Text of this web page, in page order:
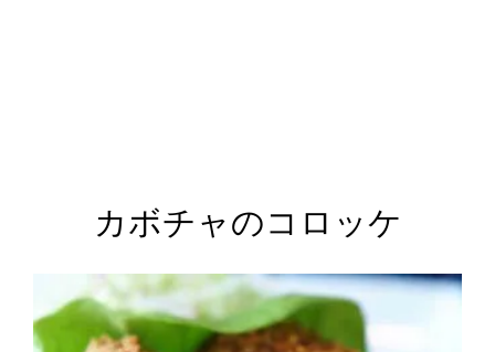
カボチャのコロッケ